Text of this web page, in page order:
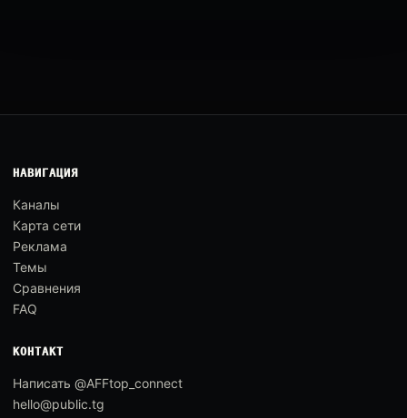
НАВИГАЦИЯ
Каналы
Карта сети
Реклама
Темы
Сравнения
FAQ
КОНТАКТ
Написать @AFFtop_connect
hello@public.tg